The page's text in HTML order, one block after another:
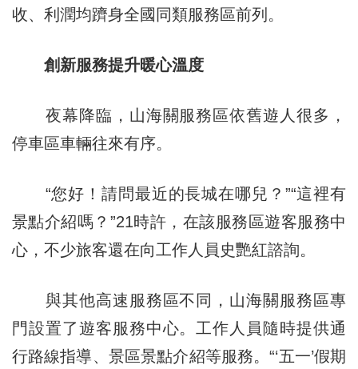
收、利潤均躋身全國同類服務區前列。
創新服務提升暖心溫度
夜幕降臨，山海關服務區依舊遊人很多，
停車區車輛往來有序。
“您好！請問最近的長城在哪兒？”“這裡有
景點介紹嗎？”21時許，在該服務區遊客服務中
心，不少旅客還在向工作人員史艷紅諮詢。
與其他高速服務區不同，山海關服務區專
門設置了遊客服務中心。工作人員隨時提供通
行路線指導、景區景點介紹等服務。“‘五一’假期